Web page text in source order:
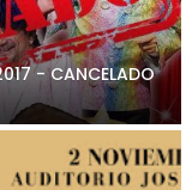
- CANCELADO